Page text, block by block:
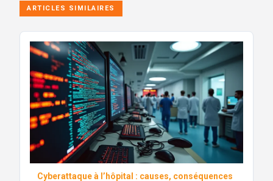
ARTICLES SIMILAIRES
Cyberattaque à l’hôpital : causes, conséquences